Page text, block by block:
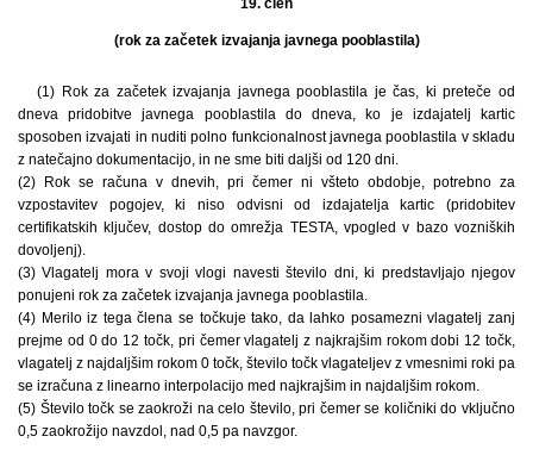
(rok za začetek izvajanja javnega pooblastila)
(1) Rok za začetek izvajanja javnega pooblastila je čas, ki preteče od
dneva pridobitve javnega pooblastila do dneva, ko je izdajatelj kartic
sposoben izvajati in nuditi polno funkcionalnost javnega pooblastila v skladu
z natečajno dokumentacijo, in ne sme biti daljši od 120 dni.
(2) Rok se računa v dnevih, pri čemer ni všteto obdobje, potrebno za
vzpostavitev pogojev, ki niso odvisni od izdajatelja kartic (pridobitev
certifikatskih ključev, dostop do omrežja TESTA, vpogled v bazo vozniških
dovoljenj).
(3) Vlagatelj mora v svoji vlogi navesti število dni, ki predstavljajo njegov
ponujeni rok za začetek izvajanja javnega pooblastila.
(4) Merilo iz tega člena se točkuje tako, da lahko posamezni vlagatelj zanj
prejme od 0 do 12 točk, pri čemer vlagatelj z najkrajšim rokom dobi 12 točk,
vlagatelj z najdaljšim rokom 0 točk, število točk vlagateljev z vmesnimi roki pa
se izračuna z linearno interpolacijo med najkrajšim in najdaljšim rokom.
(5) Število točk se zaokroži na celo število, pri čemer se količniki do vključno
0,5 zaokrožijo navzdol, nad 0,5 pa navzgor.